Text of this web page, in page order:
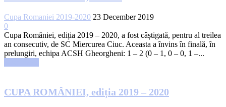
Cupa Romaniei 2019-2020 23 December 2019
0
Cupa României, ediția 2019 – 2020, a fost câștigată, pentru al treilea
an consecutiv, de SC Miercurea Ciuc. Aceasta a învins în finală, în
prelungiri, echipa ACSH Gheorgheni: 1 – 2 (0 – 1, 0 – 0, 1 –...
CUPA ROMÂNIEI, ediția 2019 – 2020